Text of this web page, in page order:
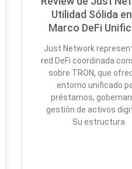
Utilidad Sólida
Marco DeFi
Just Network
red DeFi coordinada
sobre TRON, que
entorno unificado
préstamos,
gestión de activos
Su estructura